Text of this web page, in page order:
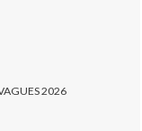
2026